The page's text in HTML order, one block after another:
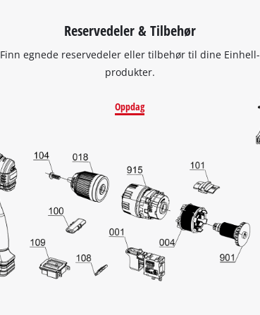
Reservedeler & Tilbehør
Finn egnede reservedeler eller tilbehør til dine Einhell-
produkter.
Oppdag